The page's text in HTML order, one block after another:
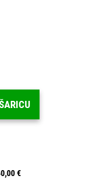
€